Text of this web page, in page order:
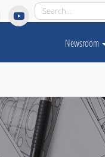
Newsroom
details and any